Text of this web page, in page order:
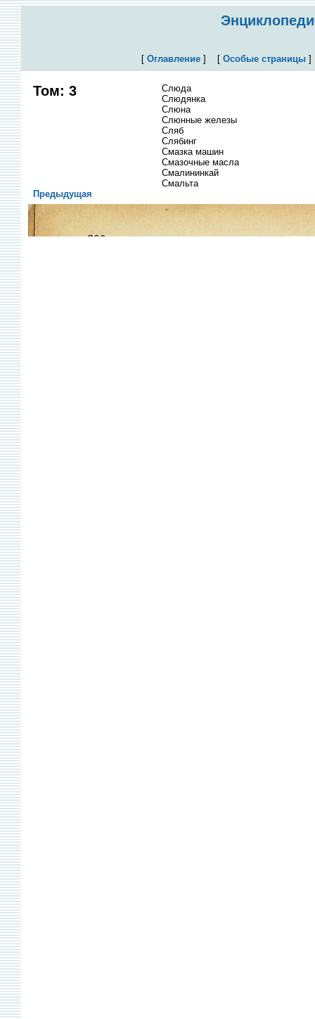
[ Оглавление] [ Особые страницы
Том: 3
Слюда
Слюдянка
Слюна
Слюнные железы
Сляб
Слябинг
Смазка машин
Смазочные масла
Смалининкай
Смальта
Предыдущая